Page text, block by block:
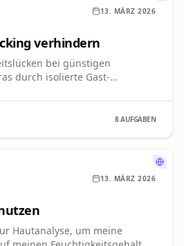
bei günstigen
durch isolierte Gast-
8AUFGABEN
Hautanalyse, um meine
meinen Feuchtigkeitsgehalt